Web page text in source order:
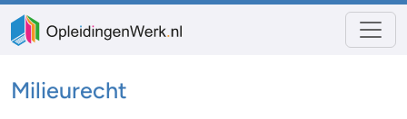
Milieurecht